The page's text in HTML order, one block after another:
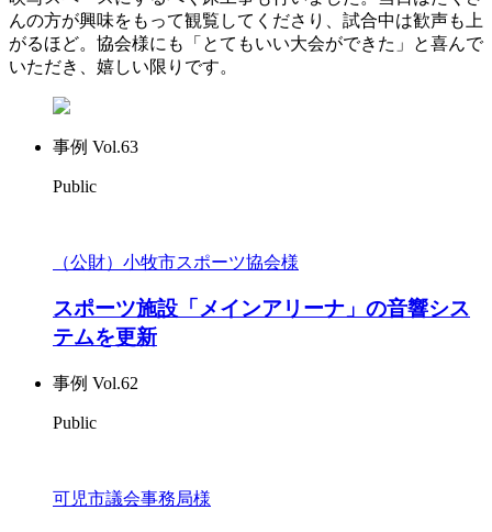
んの方が興味をもって観覧してくださり、試合中は歓声も上
がるほど。協会様にも「とてもいい大会ができた」と喜んで
いただき、嬉しい限りです。
事例 Vol.63
Public
（公財）小牧市スポーツ協会様
スポーツ施設「メインアリーナ」の音響シス
テムを更新
事例 Vol.62
Public
可児市議会事務局様